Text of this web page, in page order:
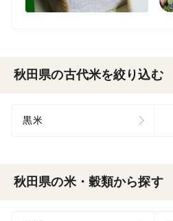
秋田県の古代米を絞り込む
黒米
秋田県の米・穀類から探す